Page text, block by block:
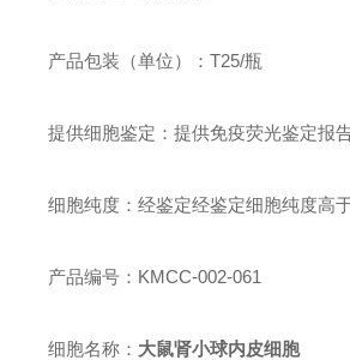
产品包装（单位）：T25/瓶
提供细胞鉴定：提供免疫荧光鉴定报
细胞纯度：经鉴定经鉴定细胞纯度高
产品编号：KMCC-002-061
细胞名称： 大鼠肾小球内皮细胞